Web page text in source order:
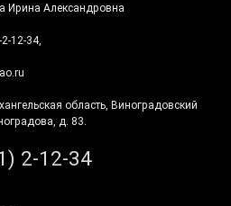
Ирина Александровна
12-34,
область, Виноградовский
д. 83.
2-12-34